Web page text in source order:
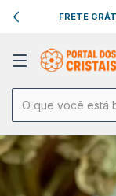
FRETE